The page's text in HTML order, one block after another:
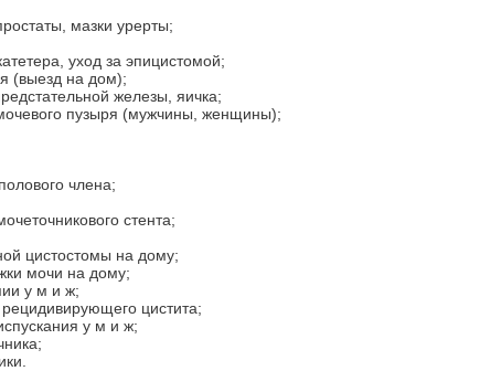
мазки урерты;
уход за эпицистомой;
(выезд на дом);
железы, яичка;
пузыря (мужчины, женщины);
члена;
стента;
цистостомы на дому;
мочи на дому;
у м и ж;
цистита;
у м и ж;